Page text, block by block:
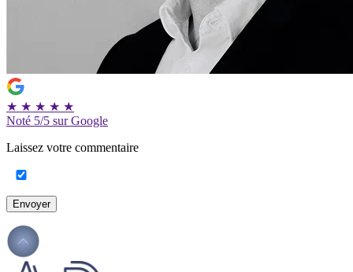
★ ★ ★ ★ ★
Noté 5/5 sur Google
Laissez votre commentaire
Envoyer